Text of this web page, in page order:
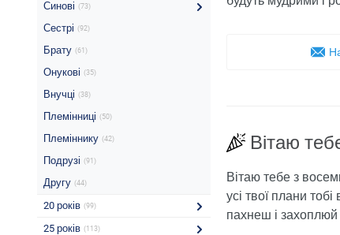
Синові (73)
Сестрі (92)
Брату (61)
Онукові (35)
Внучці (38)
Племінниці (50)
Племіннику (42)
Подрузі (91)
Другу (44)
20 років (99)
25 років (113)
Вітаю
Вітаю тебе з
усі твої плани
пахнеш і